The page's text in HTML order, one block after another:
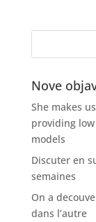
Nove
She makes
providing
models
Discuter en
semaines
On a
dans l’autre